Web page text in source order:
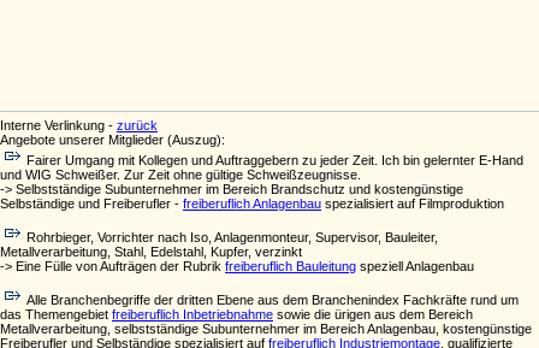
Interne Verlinkung - zurück
Angebote unserer Mitglieder (Auszug):
Fairer Umgang mit Kollegen und Auftraggebern zu jeder Zeit. Ich bin gelernter E-Hand
und WIG Schweißer. Zur Zeit ohne gültige Schweißzeugnisse.
-> Selbstständige Subunternehmer im Bereich Brandschutz und kostengünstige
Selbständige und Freiberufler - freiberuflich Anlagenbau spezialisiert auf Filmproduktion
Rohrbieger, Vorrichter nach Iso, Anlagenmonteur, Supervisor, Bauleiter,
Metallverarbeitung, Stahl, Edelstahl, Kupfer, verzinkt
-> Eine Fülle von Aufträgen der Rubrik freiberuflich Bauleitung speziell Anlagenbau
Alle Branchenbegriffe der dritten Ebene aus dem Branchenindex Fachkräfte rund um
das Themengebiet freiberuflich Inbetriebnahme sowie die ürigen aus dem Bereich
Metallverarbeitung, selbstständige Subunternehmer im Bereich Anlagenbau, kostengünstige
Freiberufler und Selbständige spezialisiert auf freiberuflich Industriemontage , qualifizierte